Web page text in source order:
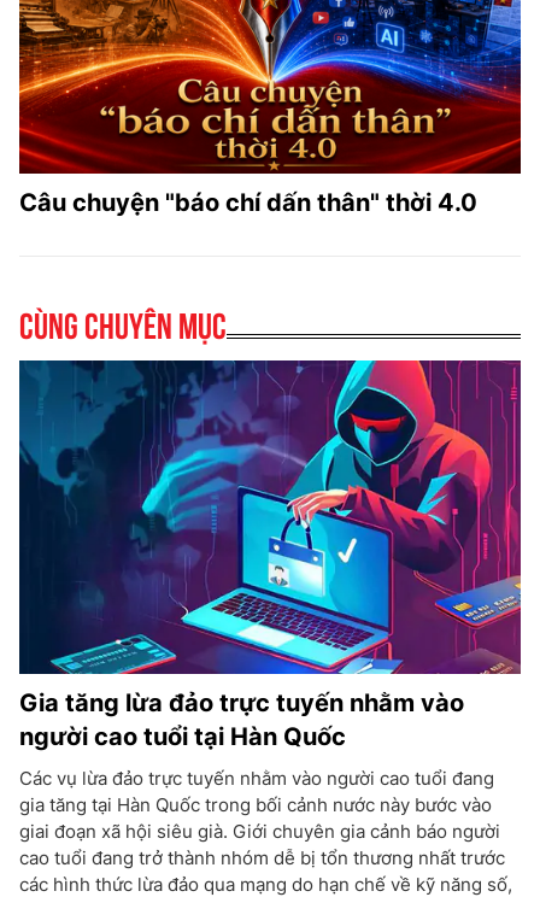
Câu chuyện "báo chí dấn thân" thời 4.0
Cùng chuyên mục
Gia tăng lừa đảo trực tuyến nhằm vào
người cao tuổi tại Hàn Quốc
Các vụ lừa đảo trực tuyến nhằm vào người cao tuổi đang
gia tăng tại Hàn Quốc trong bối cảnh nước này bước vào
giai đoạn xã hội siêu già. Giới chuyên gia cảnh báo người
cao tuổi đang trở thành nhóm dễ bị tổn thương nhất trước
các hình thức lừa đảo qua mạng do hạn chế về kỹ năng số,